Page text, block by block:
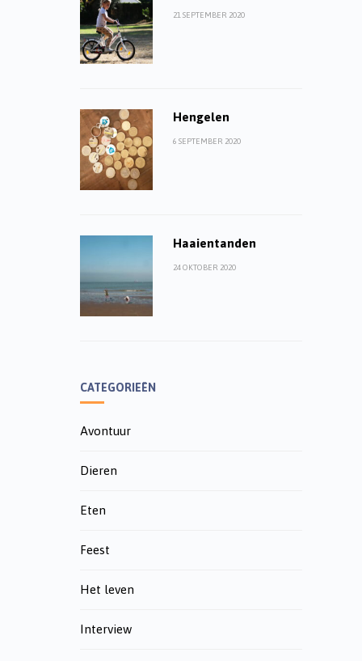
21 SEPTEMBER 2020
Hengelen
6 SEPTEMBER 2020
Haaientanden
24 OKTOBER 2020
CATEGORIEËN
Avontuur
Dieren
Eten
Feest
Het leven
Interview